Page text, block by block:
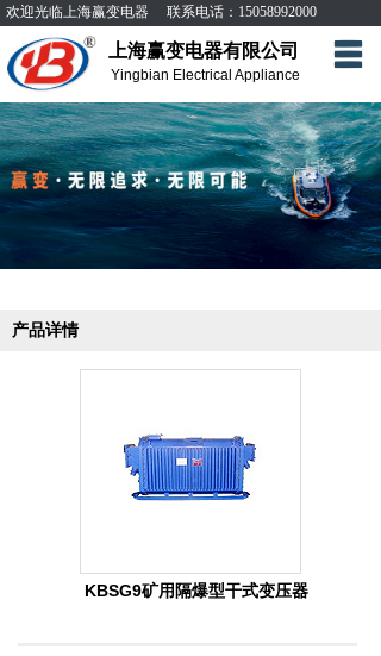
欢迎光临上海赢变电器 联系电话：15058992000
上海赢变电器有限公司
Yingbian Electrical Appliance
公司简介
产品世界
技术服务
新闻动态
产品详情
KBSG9矿用隔爆型干式变压器